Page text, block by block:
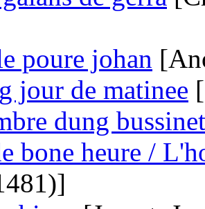
poure johan
jour de matinee
dung bussinet
bone heure /